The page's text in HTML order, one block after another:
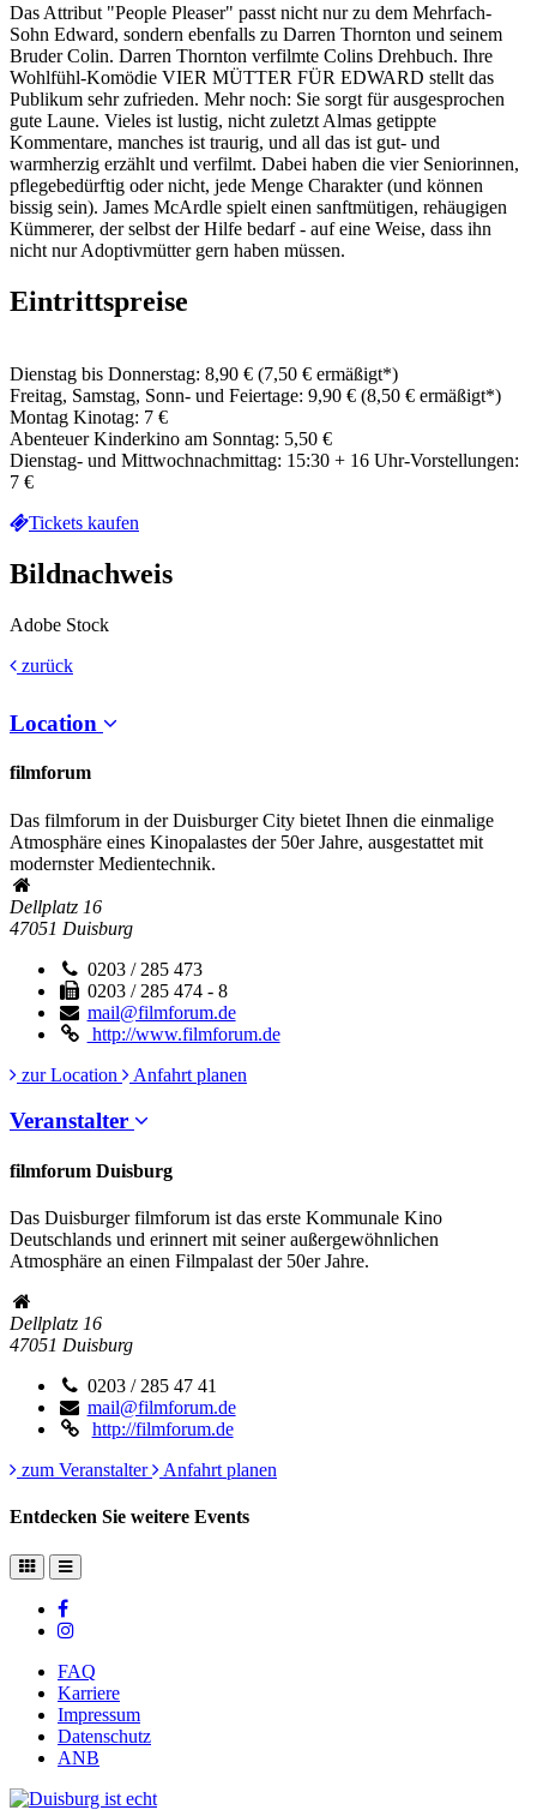
Das Attribut "People Pleaser" passt nicht nur zu dem Mehrfach-
Sohn Edward, sondern ebenfalls zu Darren Thornton und seinem
Bruder Colin. Darren Thornton verfilmte Colins Drehbuch. Ihre
Wohlfühl-Komödie VIER MÜTTER FÜR EDWARD stellt das
Publikum sehr zufrieden. Mehr noch: Sie sorgt für ausgesprochen
gute Laune. Vieles ist lustig, nicht zuletzt Almas getippte
Kommentare, manches ist traurig, und all das ist gut- und
warmherzig erzählt und verfilmt. Dabei haben die vier Seniorinnen,
pflegebedürftig oder nicht, jede Menge Charakter (und können
bissig sein). James McArdle spielt einen sanftmütigen, rehäugigen
Kümmerer, der selbst der Hilfe bedarf - auf eine Weise, dass ihn
nicht nur Adoptivmütter gern haben müssen.
Eintrittspreise
Dienstag bis Donnerstag: 8,90 € (7,50 € ermäßigt*)
Freitag, Samstag, Sonn- und Feiertage: 9,90 € (8,50 € ermäßigt*)
Montag Kinotag: 7 €
Abenteuer Kinderkino am Sonntag: 5,50 €
Dienstag- und Mittwochnachmittag: 15:30 + 16 Uhr-Vorstellungen:
7 €
Tickets kaufen
Bildnachweis
Adobe Stock
zurück
Location
filmforum
Das filmforum in der Duisburger City bietet Ihnen die einmalige
Atmosphäre eines Kinopalastes der 50er Jahre, ausgestattet mit
modernster Medientechnik.
Dellplatz 16
47051 Duisburg
0203 / 285 473
0203 / 285 474 - 8
mail@filmforum.de
http://www.filmforum.de
zur Location
Anfahrt planen
Veranstalter
filmforum Duisburg
Das Duisburger filmforum ist das erste Kommunale Kino
Deutschlands und erinnert mit seiner außergewöhnlichen
Atmosphäre an einen Filmpalast der 50er Jahre.
Dellplatz 16
47051 Duisburg
0203 / 285 47 41
mail@filmforum.de
http://filmforum.de
zum Veranstalter
Anfahrt planen
Entdecken Sie weitere Events
FAQ
Karriere
Impressum
Datenschutz
ANB